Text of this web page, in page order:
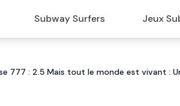
Subway Surfers Jeux
777 : 2.5 Mais tout le monde est vivant :